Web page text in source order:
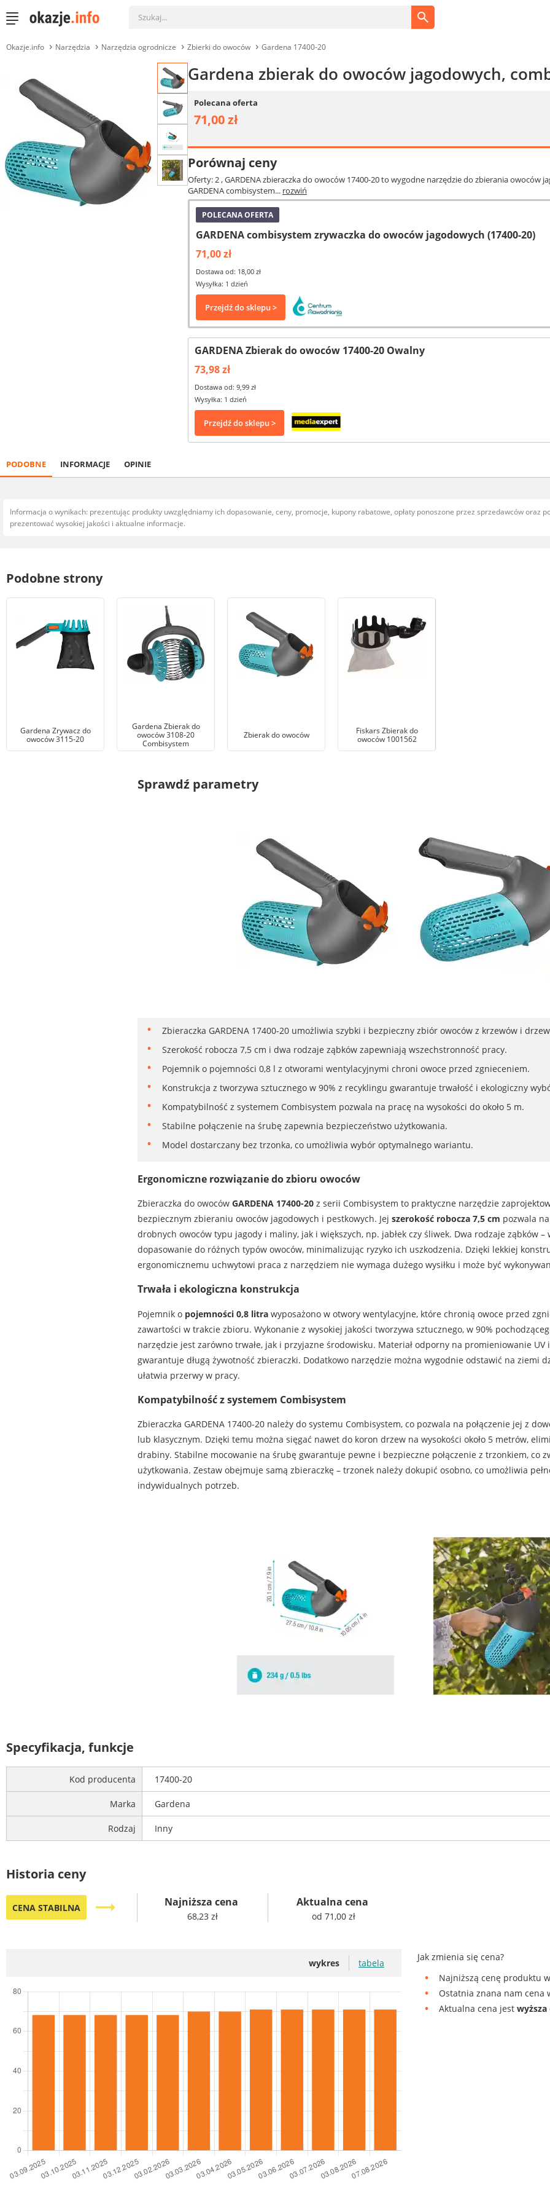
Okazje.info Narzędzia Narzędzia ogrodnicze Zbierki do owoców Gardena 17400-20
Gardena zbierak do owoców jagodowych,
Polecana oferta
71,00 zł
Porównaj ceny
Oferty: 2, GARDENA zbieraczka do owoców 17400-20 to wygodne narzędzie do zbierania
GARDENA combisystem... rozwiń
POLECANA OFERTA
GARDENA combisystem zrywaczka do owoców jagodowych (17400-20)
71,00 zł
Dostawa od: 18,00 zł
Wysyłka: 1 dzień
Przejdź do sklepu >
GARDENA Zbierak do owoców 17400-20 Owalny
73,98 zł
Dostawa od: 9,99 zł
Wysyłka: 1 dzień
Przejdź do sklepu >
PODOBNE INFORMACJE OPINIE
Informacja o wynikach: prezentując produkty uwzględniamy ich dopasowanie, ceny, promocje, kupony rabatowe, opłaty ponoszone przez sprzedawców oraz
prezentować wysokiej jakości i aktualne informacje.
Podobne strony
Gardena Zrywacz do
owoców 3115-20
Gardena Zbierak do
owoców 3108-20
Combisystem
Zbierak do owoców
Fiskars Zbierak do
owoców 1001562
Sprawdź parametry
Zbieraczka GARDENA 17400-20 umożliwia szybki i bezpieczny zbiór owoców z krzewów i
Szerokość robocza 7,5 cm i dwa rodzaje ząbków zapewniają wszechstronność pracy.
Pojemnik o pojemności 0,8 l z otworami wentylacyjnymi chroni owoce przed zgnieceniem.
Konstrukcja z tworzywa sztucznego w 90% z recyklingu gwarantuje trwałość i ekologiczny
Kompatybilność z systemem Combisystem pozwala na pracę na wysokości do około 5 m.
Stabilne połączenie na śrubę zapewnia bezpieczeństwo użytkowania.
Model dostarczany bez trzonka, co umożliwia wybór optymalnego wariantu.
Ergonomiczne rozwiązanie do zbioru owoców
Zbieraczka do owoców GARDENA 17400-20z serii Combisystem to praktyczne narzędzie
bezpiecznym zbieraniu owoców jagodowych i pestkowych. Jej szerokość robocza 7,5 cm pozwala
drobnych owoców typu jagody i maliny, jak i większych, np. jabłek czy śliwek. Dwa rodzaje ząbków
dopasowanie do różnych typów owoców, minimalizując ryzyko ich uszkodzenia. Dzięki lekkiej
ergonomicznemu uchwytowi praca z narzędziem nie wymaga dużego wysiłku i może być
Trwała i ekologiczna konstrukcja
Pojemnik o pojemności 0,8 litrawyposażono w otwory wentylacyjne, które chronią owoce przed
zawartości w trakcie zbioru. Wykonanie z wysokiej jakości tworzywa sztucznego, w 90%
narzędzie jest zarówno trwałe, jak i przyjazne środowisku. Materiał odporny na promieniowanie UV
gwarantuje długą żywotność zbieraczki. Dodatkowo narzędzie można wygodnie odstawić na ziemi
ułatwia przerwy w pracy.
Kompatybilność z systemem Combisystem
Zbieraczka GARDENA 17400-20 należy do systemu Combisystem, co pozwala na połączenie jej z
lub klasycznym. Dzięki temu można sięgać nawet do koron drzew na wysokości około 5 metrów,
drabiny. Stabilne mocowanie na śrubę gwarantuje pewne i bezpieczne połączenie z trzonkiem, co
użytkowania. Zestaw obejmuje samą zbieraczkę – trzonek należy dokupić osobno, co umożliwia
indywidualnych potrzeb.
Specyfikacja, funkcje
Kod producenta 17400-20
Marka Gardena
Rodzaj Inny
Historia ceny
CENA STABILNA trending_flat Najniższa cena
68,23 zł
Aktualna cena
od 71,00 zł
wykres tabela
Jak zmienia się cena?
Najniższą cenę produktu
Ostatnia znana nam cena
Aktualna cena jestwyższa